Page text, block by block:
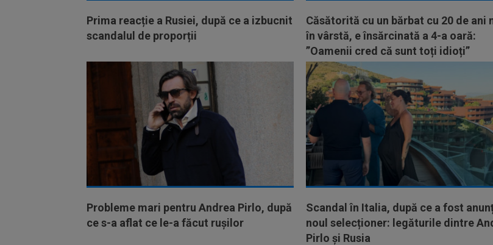
Prima reacție a Rusiei, după ce a izbucnit
scandalul de proporții
Căsătorită cu un bărbat cu 20 de ani
în vârstă, e însărcinată a 4-a oară:
”Oamenii cred că sunt toți idioți”
Probleme mari pentru Andrea Pirlo, după
ce s-a aflat ce le-a făcut rușilor
Scandal în Italia, după ce a fost
noul selecționer: legăturile dintre
Pirlo și Rusia